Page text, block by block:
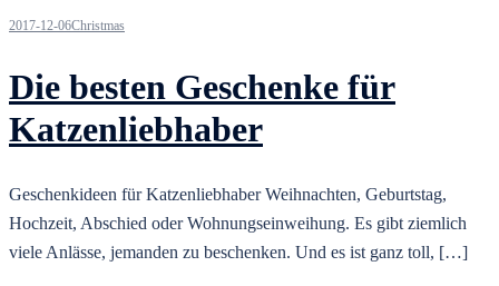
2017-12-06Christmas
Die besten Geschenke für
Katzenliebhaber
Geschenkideen für Katzenliebhaber Weihnachten, Geburtstag,
Hochzeit, Abschied oder Wohnungseinweihung. Es gibt ziemlich
viele Anlässe, jemanden zu beschenken. Und es ist ganz toll, […]